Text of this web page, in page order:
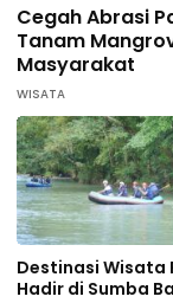
Cegah Abrasi
Tanam
Masyarakat
WISATA
Destinasi Wisata
Hadir di Sumba